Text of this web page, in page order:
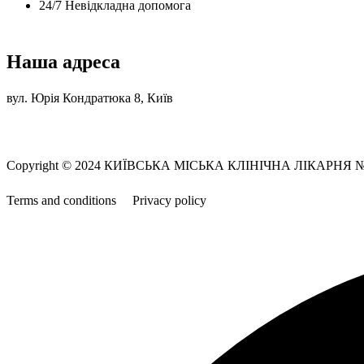
24/7 Невідкладна допомога
Наша адреса
вул. Юрія Кондратюка 8, Київ
Copyright © 2024 КИЇВСЬКА МІСЬКА КЛІНІЧНА ЛІКАРНЯ
Terms and conditions Privacy policy